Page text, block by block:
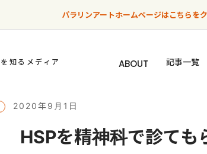
パラリンアートホームページはこちらを
知るメディア ABOUT 記事一覧
2020年9月1日
HSPを精神科で診ても